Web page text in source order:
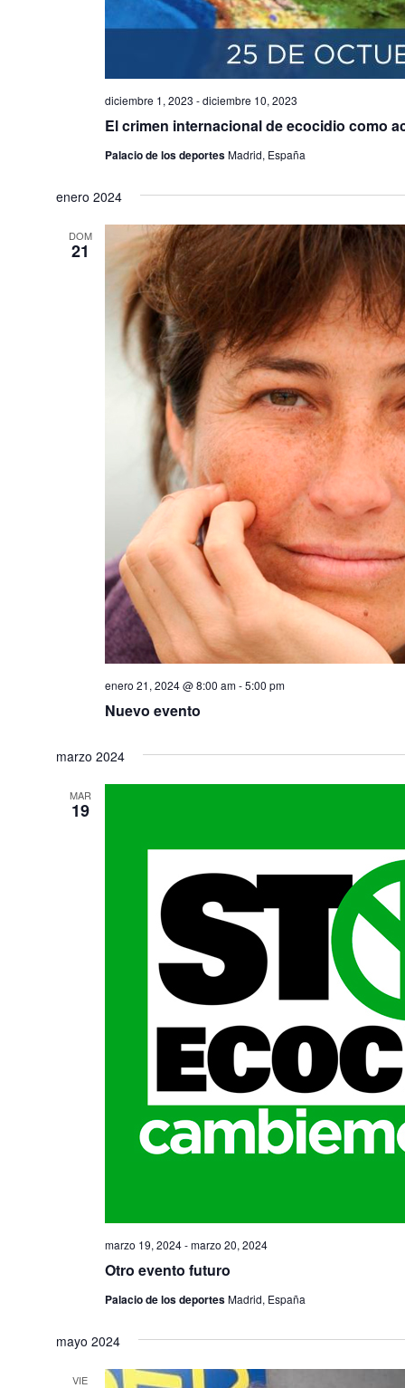
El crimen internacional de ecocidio como
diciembre 1, 2023 -diciembre 10, 2023
Palacio de los deportesMadrid, España
enero 2024
DOM
21
Nuevo evento
enero 21, 2024 @ 8:00 am-5:00 pm
marzo 2024
MAR
19
Otro evento futuro
marzo 19, 2024-marzo 20, 2024
Palacio de los deportesMadrid, España
mayo 2024
VIE